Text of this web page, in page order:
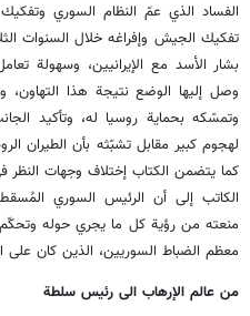
الفساد الذي عمّ النظام السوري
تفكيك الجيش وإفراغه خلال السنوات
بشار الأسد مع الإيرانيين، وسهولة
وتمسّكه بحماية روسيا له، وتأكيد
لهجوم كبير مقابل تشبّثه بأن الطيران
كما يتضمن الكتاب إختلاف وجهات
الكاتب إلى أن الرئيس السوري
منعته من رؤية كل ما يجري حوله
معظم الضباط السوريين، الذين كان
من عالم الإرهاب الى رئيس سلطة